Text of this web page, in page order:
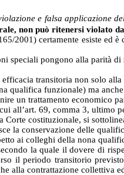
e falsa applicazione
non può ritenersi violato
2001) certamente esiste
speciali pongono alla parità
transitoria non solo
qualifica funzionale) ma
un trattamento economico
all’art. 69, comma 3, ultimo
Corte costituzionale, si
la conservazione delle
ai colleghi della nona
la quale il dovere di
il periodo transitorio
alla contrattazione collettiva